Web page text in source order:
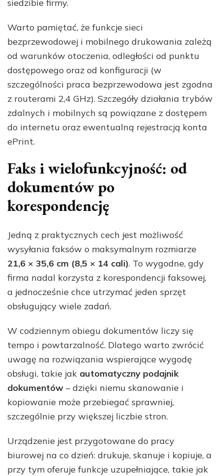
siedzibie firmy.
Warto pamiętać, że funkcje sieci
bezprzewodowej i mobilnego drukowania zależą
od warunków otoczenia, odległości od punktu
dostępowego oraz od konfiguracji (w
szczególności praca bezprzewodowa jest zgodna
z routerami 2,4 GHz). Szczegóły działania trybów
zdalnych i mobilnych są powiązane z dostępem
do internetu oraz ewentualną rejestracją konta
ePrint.
Faks i wielofunkcyjność: od
dokumentów po
korespondencję
Jedną z praktycznych cech jest możliwość
wysyłania faksów o maksymalnym rozmiarze
21,6 × 35,6 cm (8,5 × 14 cali). To wygodne, gdy
firma nadal korzysta z korespondencji faksowej,
a jednocześnie chce utrzymać jeden sprzęt
obsługujący wiele zadań.
W codziennym obiegu dokumentów liczy się
tempo i powtarzalność. Dlatego warto zwrócić
uwagę na rozwiązania wspierające wygodę
obsługi, takie jak automatyczny podajnik
dokumentów – dzięki niemu skanowanie i
kopiowanie może przebiegać sprawniej,
szczególnie przy większej liczbie stron.
Urządzenie jest przygotowane do pracy
biurowej na co dzień: drukuje, skanuje i kopiuje, a
przy tym oferuje funkcje uzupełniające, takie jak